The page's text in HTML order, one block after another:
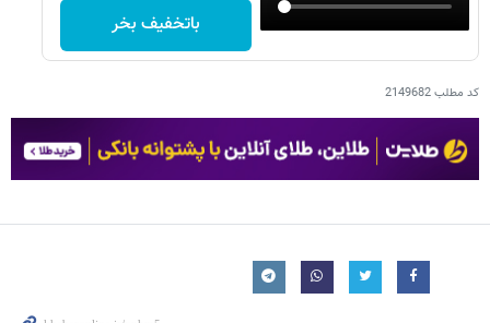
باتخفیف بخر
کد مطلب2149682